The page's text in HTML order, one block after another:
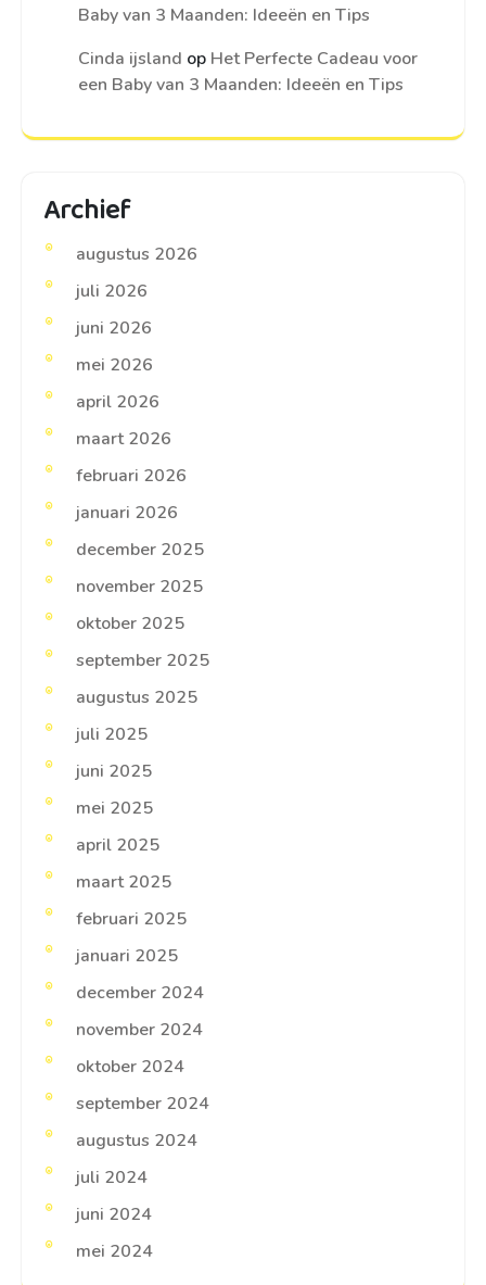
Baby van 3 Maanden: Ideeën en Tips
Cinda ijsland op Het Perfecte Cadeau voor
een Baby van 3 Maanden: Ideeën en Tips
Archief
augustus 2026
juli 2026
juni 2026
mei 2026
april 2026
maart 2026
februari 2026
januari 2026
december 2025
november 2025
oktober 2025
september 2025
augustus 2025
juli 2025
juni 2025
mei 2025
april 2025
maart 2025
februari 2025
januari 2025
december 2024
november 2024
oktober 2024
september 2024
augustus 2024
juli 2024
juni 2024
mei 2024